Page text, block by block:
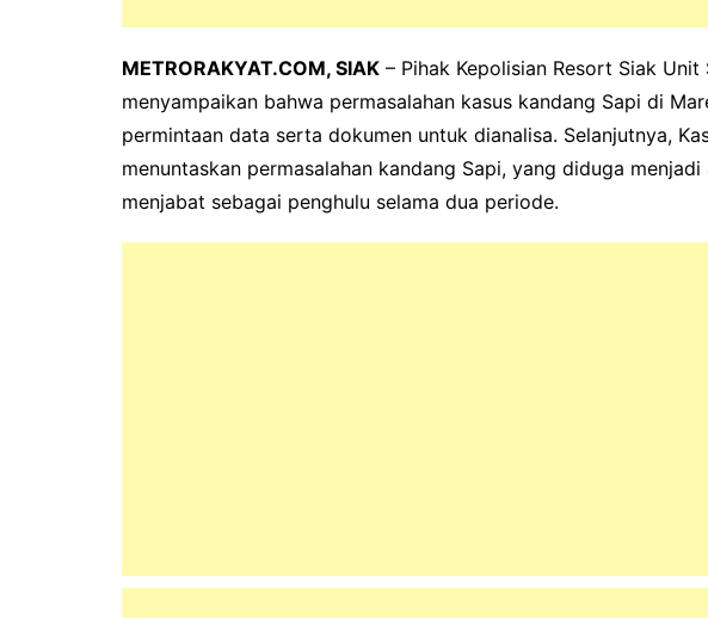
METRORAKYAT.COM, SIAK – Pihak Kepolisian Resort Siak Unit
menyampaikan bahwa permasalahan kasus kandang Sapi di
permintaan data serta dokumen untuk dianalisa. Selanjutnya,
menuntaskan permasalahan kandang Sapi, yang diduga
menjabat sebagai penghulu selama dua periode.